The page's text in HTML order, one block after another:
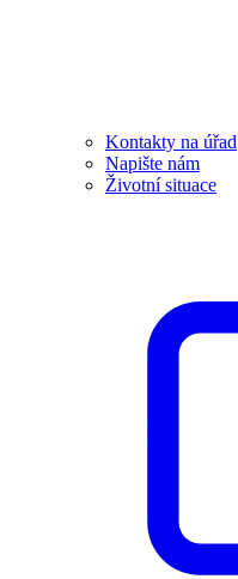
Kontakty na úřad
Napište nám
Životní situace